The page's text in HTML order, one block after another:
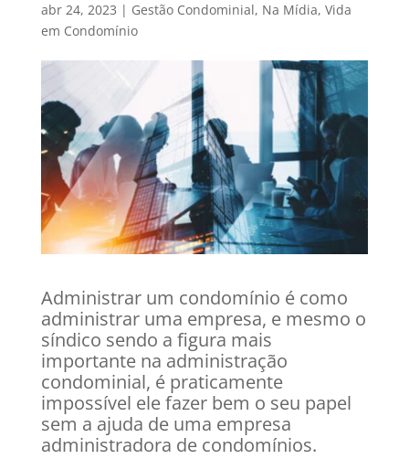
abr 24, 2023 | Gestão Condominial, Na Mídia, Vida
em Condomínio
Administrar um condomínio é como
administrar uma empresa, e mesmo o
síndico sendo a figura mais
importante na administração
condominial, é praticamente
impossível ele fazer bem o seu papel
sem a ajuda de uma empresa
administradora de condomínios.